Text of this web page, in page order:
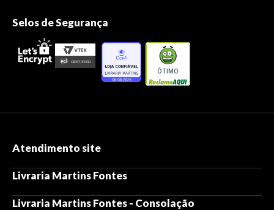
Selos de Segurança
ÓTIMO
Atendimento site
Livraria Martins Fontes
Livraria Martins Fontes - Consolação